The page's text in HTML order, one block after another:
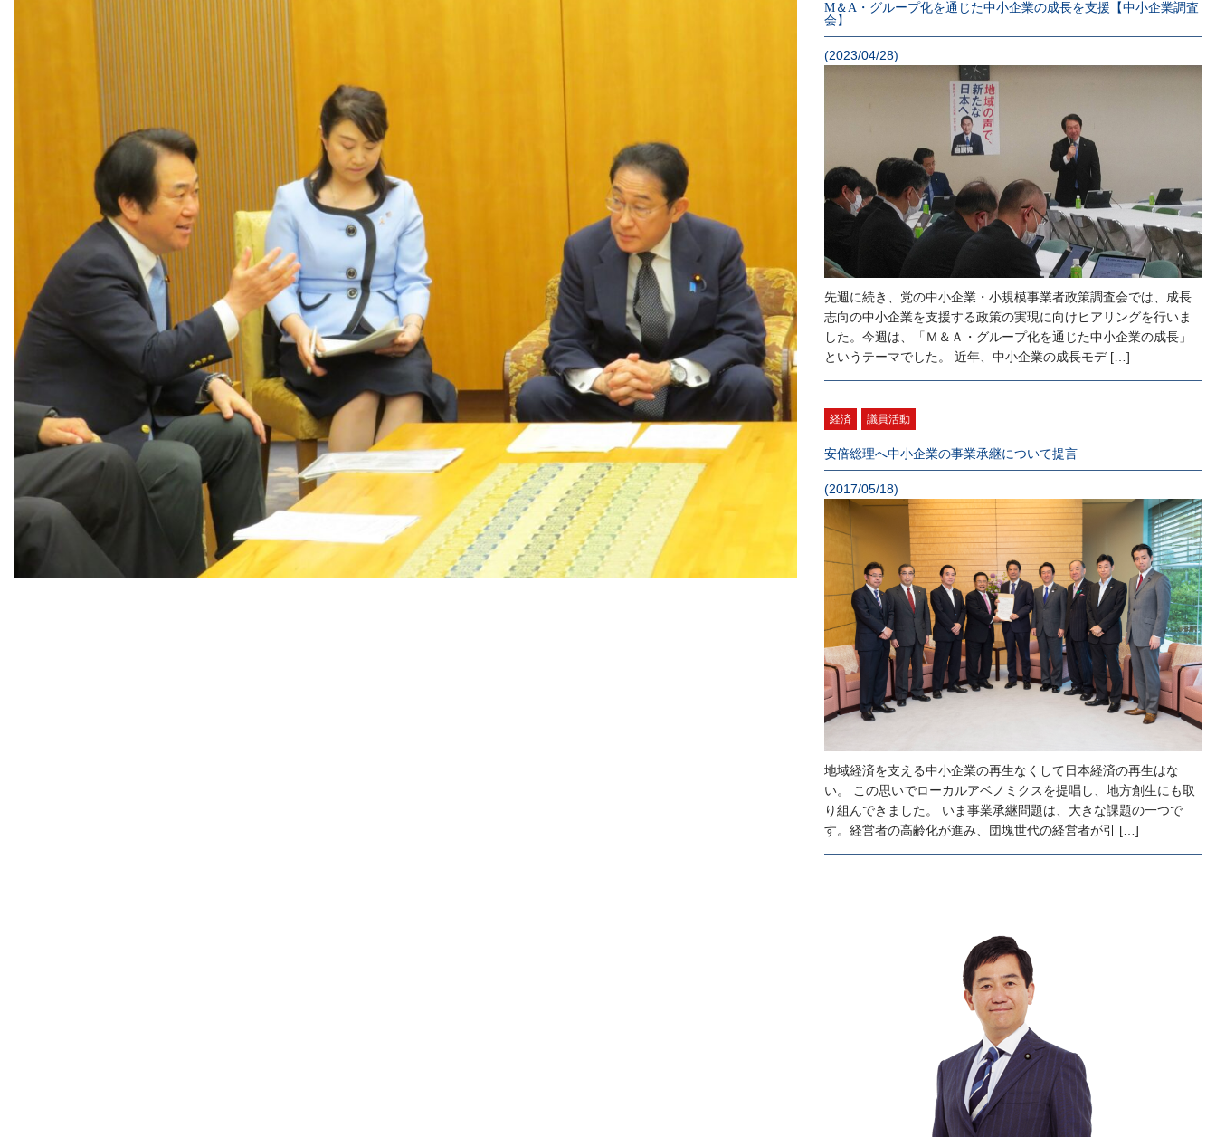
M＆A・グループ化を通じた中小企業の成長を支援【中小企業調査
会】
(2023/04/28)
先週に続き、党の中小企業・小規模事業者政策調査会では、成長
志向の中小企業を支援する政策の実現に向けヒアリングを行いま
した。今週は、「Ｍ＆Ａ・グループ化を通じた中小企業の成長」
というテーマでした。 近年、中小企業の成長モデ […]
経済 議員活動
安倍総理へ中小企業の事業承継について提言
(2017/05/18)
地域経済を支える中小企業の再生なくして日本経済の再生はな
い。 この思いでローカルアベノミクスを提唱し、地方創生にも取
り組んできました。 いま事業承継問題は、大きな課題の一つで
す。経営者の高齢化が進み、団塊世代の経営者が引 […]